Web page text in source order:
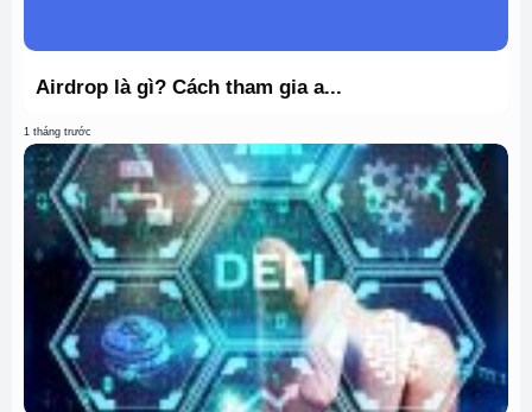
Airdrop là gì? Cách tham gia a...
1 tháng trước